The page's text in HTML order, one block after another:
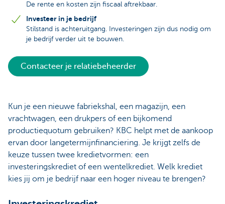
De rente en kosten zijn fiscaal aftrekbaar.
Investeer in je bedrijf
Stilstand is achteruitgang. Investeringen zijn dus nodig om
je bedrijf verder uit te bouwen.
Contacteer je relatiebeheerder
Kun je een nieuwe fabriekshal, een magazijn, een
vrachtwagen, een drukpers of een bijkomend
productiequotum gebruiken? KBC helpt met de aankoop
ervan door langetermijnfinanciering. Je krijgt zelfs de
keuze tussen twee kredietvormen: een
investeringskrediet of een wentelkrediet. Welk krediet
kies jij om je bedrijf naar een hoger niveau te brengen?